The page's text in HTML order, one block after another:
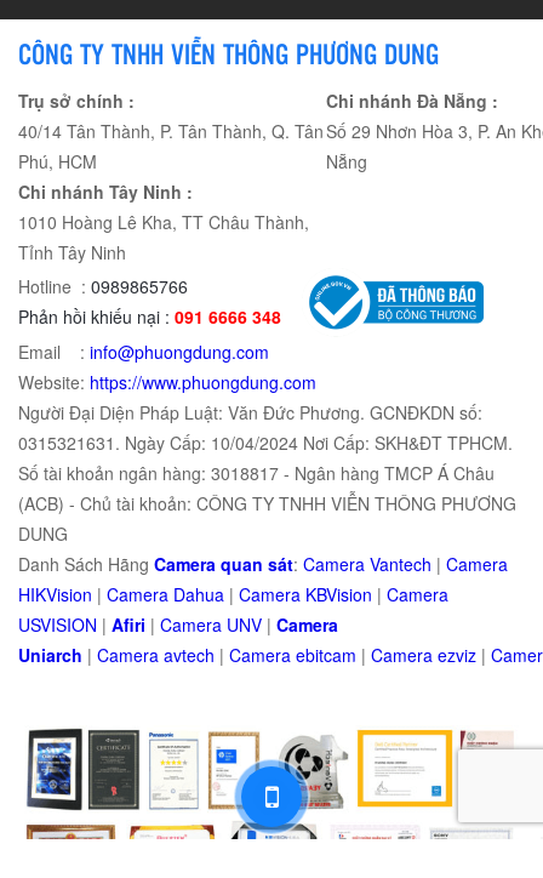
CÔNG TY TNHH VIỄN THÔNG PHƯƠNG DUNG
Trụ sở chính :
40/14 Tân Thành, P. Tân Thành, Q. Tân
Phú, HCM
Chi nhánh Đà Nẵng :
Số 29 Nhơn Hòa 3, P. An
Nẵng
Chi nhánh Tây Ninh :
1010 Hoàng Lê Kha, TT Châu Thành,
Tỉnh Tây Ninh
Hotline : 0989865766
Phản hồi khiếu nại : 091 6666 348
Email : info@phuongdung.com
Website: https://www.phuongdung.com
Người Đại Diện Pháp Luật: Văn Đức Phương. GCNĐKDN số:
0315321631. Ngày Cấp: 10/04/2024 Nơi Cấp: SKH&ĐT TPHCM.
Số tài khoản ngân hàng: 3018817 - Ngân hàng TMCP Á Châu
(ACB) - Chủ tài khoản: CÔNG TY TNHH VIỄN THÔNG PHƯƠNG
DUNG
Danh Sách Hãng Camera quan sát: Camera Vantech | Camera
HIKVision | Camera Dahua | Camera KBVision | Camera
USVISION | Afiri | Camera UNV | Camera
Uniarch | Camera avtech | Camera ebitcam | Camera ezviz |